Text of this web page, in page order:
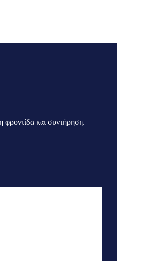
φροντίδα και συντήρηση.